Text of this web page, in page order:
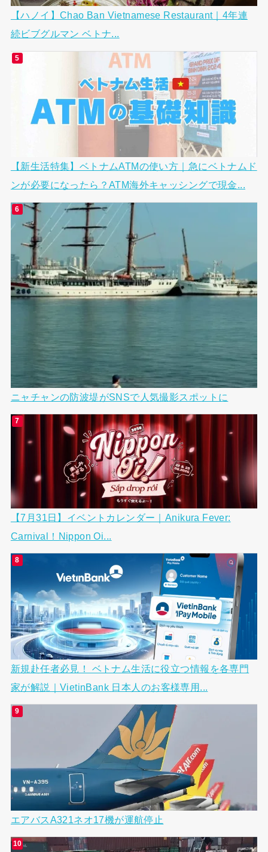
【ハノイ】Chao Ban Vietnamese Restaurant｜4年連
続ビブグルマン ベトナ...
【新生活特集】ベトナムATMの使い方｜急にベトナムド
ンが必要になったら？ATM海外キャッシングで現金...
ニャチャンの防波堤がSNSで人気撮影スポットに
【7月31日】イベントカレンダー｜Anikura Fever:
Carnival！Nippon Oi...
新規赴任者必見！ ベトナム生活に役立つ情報を各専門
家が解説｜VietinBank 日本人のお客様専用...
エアバスA321ネオ17機が運航停止